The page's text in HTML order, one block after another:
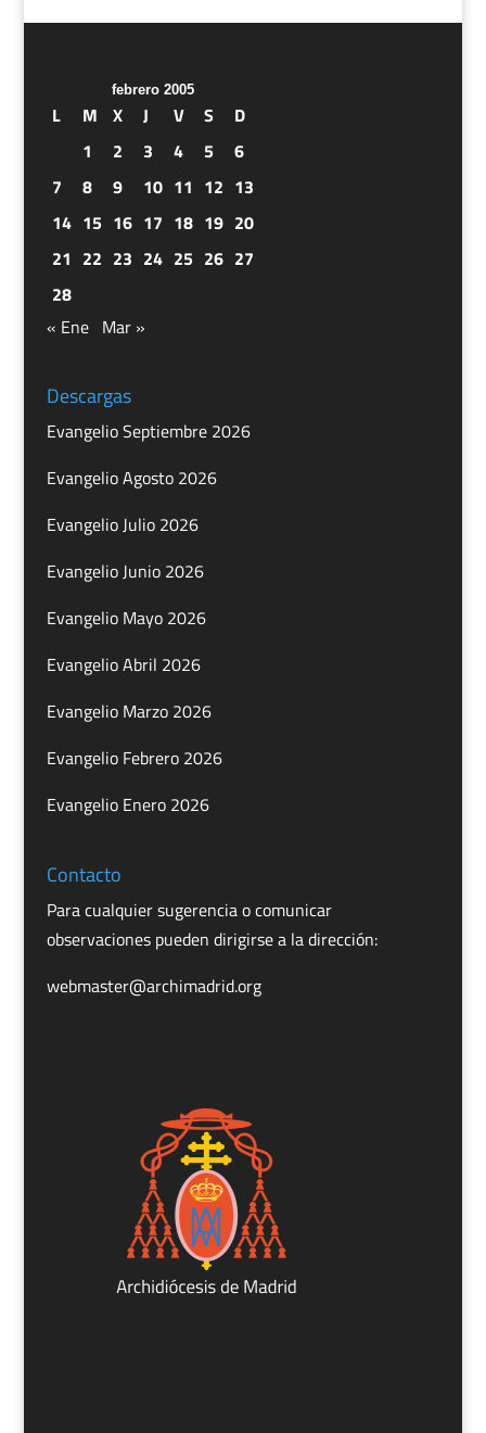
febrero 2005
L M X J V S
D
1
2 3 4 5
6
7
8 9 10 11 12 13
14 15 16 17 18 19 20
21 22 23 24 25 26 27
28
« Ene Mar »
Descargas
Evangelio Septiembre 2026
Evangelio Agosto 2026
Evangelio Julio 2026
Evangelio Junio 2026
Evangelio Mayo 2026
Evangelio Abril 2026
Evangelio Marzo 2026
Evangelio Febrero 2026
Evangelio Enero 2026
Contacto
Para cualquier sugerencia o comunicar
observaciones pueden dirigirse a la dirección:
webmaster@archimadrid.org